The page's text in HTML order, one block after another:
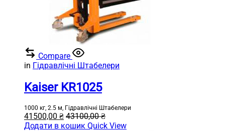
Compare
in Гідравлічні Штабелери
Kaiser KR1025
1000 кг, 2.5 м, Гідравлічні Штабелери
41500,00 ₴ 43100,00₴
Додати в кошик Quick View